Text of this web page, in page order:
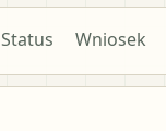
Status Wniosek